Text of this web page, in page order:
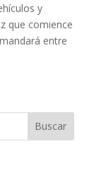
y
que comience
entre
Buscar